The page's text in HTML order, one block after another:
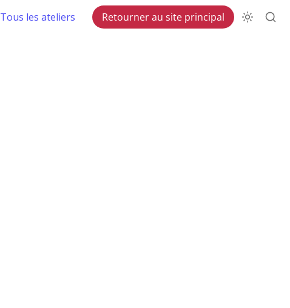
Tous les ateliers Retourner au site principal